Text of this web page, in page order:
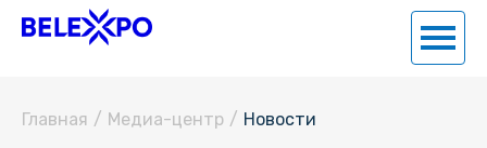
Главная / Медиа-центр / Новости